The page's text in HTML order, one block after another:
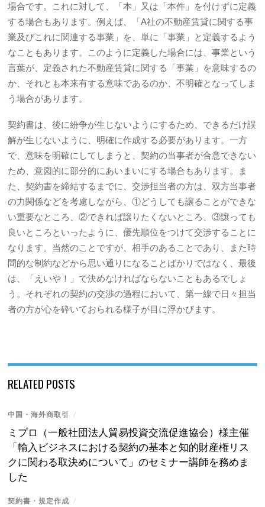
場合です。これに対して、「本」又は「本件」を付けずに定義
する場合もあります。例えば、「A社の不動産賃貸に関する事
業及びこれに関連する事業」を、単に「事業」と定義するよう
なこともあります。このように定義した場合には、事業という
言葉が、定義された不動産賃貸に関する「事業」を意味するの
か、それとも本来有する意味であるのか、不明確となってしま
う場合があります。
契約書は、後に紛争が生じないようにするため、できるだけ誤
解が生じないように、明確に作成する必要があります。一方
で、意味を明確にしてしまうと、契約の当事者が合意できない
ため、意図的に部分的にあいまいにする場合もあります。ま
た、契約書を締結するまでに、交渉担当者の方は、双方当事者
の力関係などを考慮しながら、①どうしても譲ることができな
い重要なところ、②できれば譲りたくないところ、③譲っても
良いところといったように、優先順位をつけて交渉することに
なります。当然のことですが、相手のあることであり、また時
間的な制約などから思い通りになることばかりではなく、最後
は、「えいや！」で決めなければならないこともあるでしょ
う。それぞれの契約の交渉の過程において、第一線で日々担当
者の方が心を砕いておられる様子が目に浮かびます。
RELATED POSTS
中国・海外商取引 /
ミプロ（一般社団法人貿易投資交流促進協会）様主催
「輸入ビジネスにおける契約の基本と知的財産権リス
クに関わる取決めについて」のセミナー講師を務めま
した
契約書・規定作成 /